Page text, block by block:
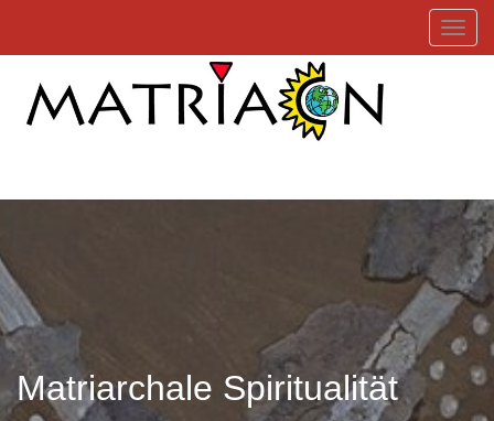
Matriarchale Spiritualität